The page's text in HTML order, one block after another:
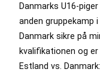
Danmarks U16-
anden gruppekamp
Danmark sikre på
kvalifikationen og
Estland vs.